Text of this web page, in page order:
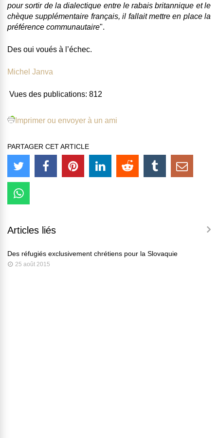
pour sortir de la dialectique entre le rabais britannique et le
chèque supplémentaire français, il fallait mettre en place la
préférence communautaire".
Des oui voués à l’échec.
Michel Janva
Vues des publications: 812
Imprimer ou envoyer à un ami
PARTAGER CET ARTICLE
Articles liés
Des réfugiés exclusivement chrétiens pour la Slovaquie
25 août 2015